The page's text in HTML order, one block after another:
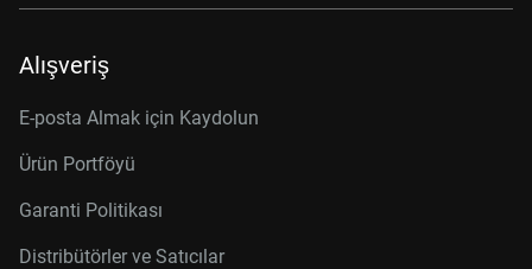
Alışveriş
E-posta Almak için Kaydolun
Ürün Portföyü
Garanti Politikası
Distribütörler ve Satıcılar